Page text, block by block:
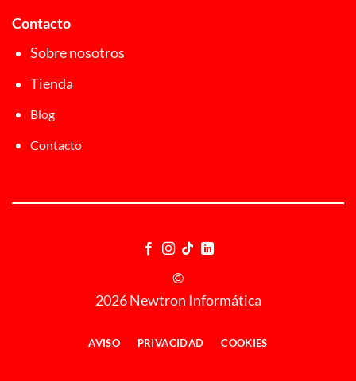
Contacto
Sobre nosotros
Tienda
Blog
Contacto
©
2026 Newtron Informática
AVISO PRIVACIDAD COOKIES